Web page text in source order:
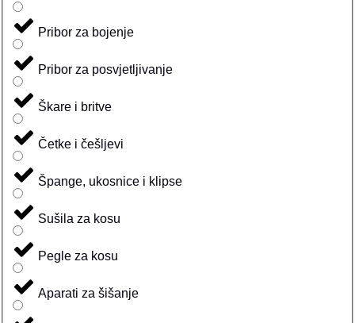
Pribor za bojenje
Pribor za posvjetljivanje
Škare i britve
Četke i češljevi
Špange, ukosnice i klipse
Sušila za kosu
Pegle za kosu
Aparati za šišanje